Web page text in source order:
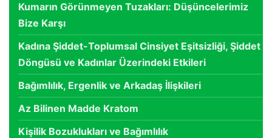
Kumarın Görünmeyen Tuzakları: Düşüncelerimiz
Bize Karşı
Kadına Şiddet-Toplumsal Cinsiyet Eşitsizliği, Şiddet
Döngüsü ve Kadınlar Üzerindeki Etkileri
Bağımlılık, Ergenlik ve Arkadaş İlişkileri
Az Bilinen Madde Kratom
Kişilik Bozuklukları ve Bağımlılık